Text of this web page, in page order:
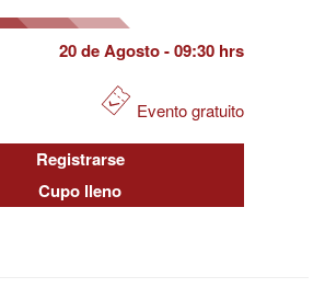
20 de Agosto- 09:30 hrs
Evento gratuito
Registrarse
Cupo lleno